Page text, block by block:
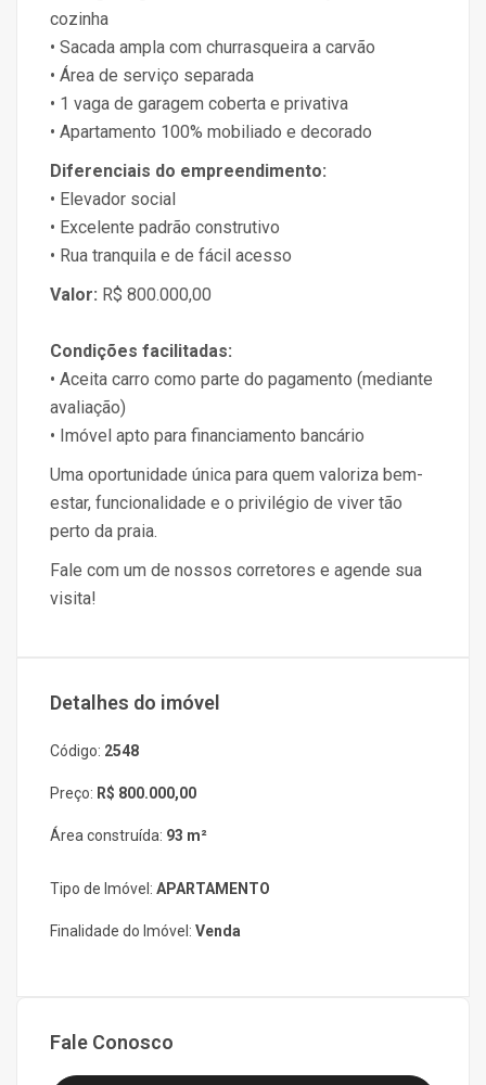
cozinha
• Sacada ampla com churrasqueira a carvão
• Área de serviço separada
• 1 vaga de garagem coberta e privativa
• Apartamento 100% mobiliado e decorado
Diferenciais do empreendimento:
• Elevador social
• Excelente padrão construtivo
• Rua tranquila e de fácil acesso
Valor: R$ 800.000,00
Condições facilitadas:
• Aceita carro como parte do pagamento (mediante
avaliação)
• Imóvel apto para financiamento bancário
Uma oportunidade única para quem valoriza bem-
estar, funcionalidade e o privilégio de viver tão
perto da praia.
Fale com um de nossos corretores e agende sua
visita!
Detalhes do imóvel
Código: 2548
Preço: R$ 800.000,00
Área construída: 93 m²
Tipo de Imóvel: APARTAMENTO
Finalidade do Imóvel: Venda
Fale Conosco